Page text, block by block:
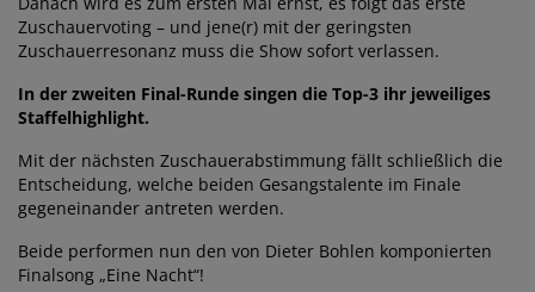
Zuschauervoting – und jene(r) mit der geringsten
Zuschauerresonanz muss die Show sofort verlassen.
In der zweiten Final-Runde singen die Top-3 ihr jeweiliges
Staffelhighlight.
Mit der nächsten Zuschauerabstimmung fällt schließlich die
Entscheidung, welche beiden Gesangstalente im Finale
gegeneinander antreten werden.
Beide performen nun den von Dieter Bohlen komponierten
Finalsong „Eine Nacht“!